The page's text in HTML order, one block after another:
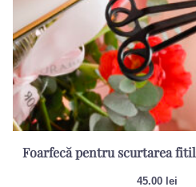
Foarfecă pentru scurtarea
45.00 lei